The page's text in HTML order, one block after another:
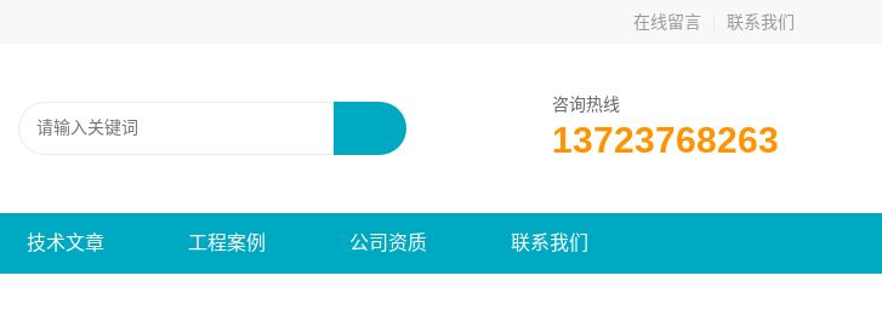
在线留言 联系我们
咨询热线
13723768263
技术文章 工程案例 公司资质 联系我们